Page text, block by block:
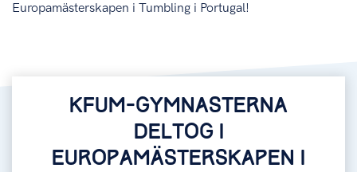
Europamästerskapen i Tumbling i Portugal!
KFUM-GYMNASTERNA
DELTOG I
EUROPAMÄSTERSKAPEN I